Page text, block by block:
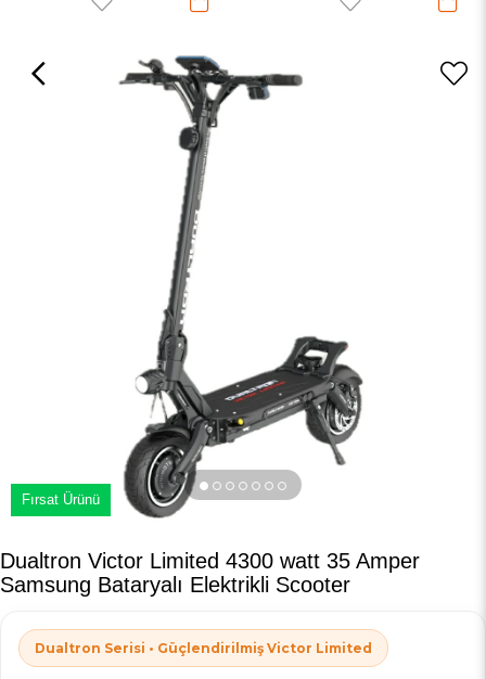
Fırsat Ürünü
Dualtron Victor Limited 4300 watt 35 Amper
Samsung Bataryalı Elektrikli Scooter
Dualtron Serisi • Güçlendirilmiş Victor Limited